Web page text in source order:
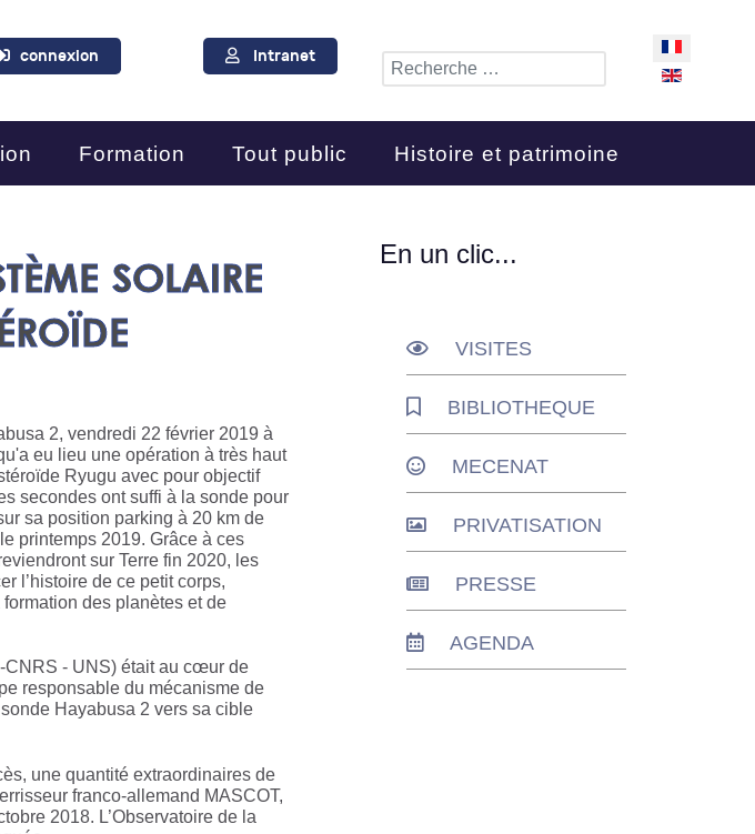
connexion Intranet Rechercher
Sélectionnez
Formation Tout public Histoire et patrimoine
SOLAIRE
2, vendredi 22 février 2019 à
eu lieu une opération à très haut
Ryugu avec pour objectif
secondes ont suffi à la sonde pour
sa position parking à 20 km de
printemps 2019. Grâce à ces
sur Terre fin 2020, les
l’histoire de ce petit corps,
des planètes et de
CNRS - UNS) était au cœur de
responsable du mécanisme de
Hayabusa 2 vers sa cible
une quantité extraordinaires de
franco-allemand MASCOT,
2018. L’Observatoire de la
En un clic...
VISITES
BIBLIOTHEQUE
MECENAT
PRIVATISATION
PRESSE
AGENDA